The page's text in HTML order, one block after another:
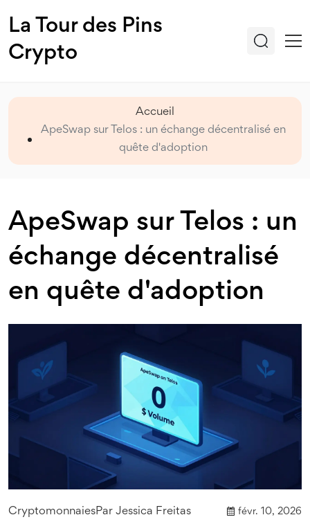
La Tour des Pins
Crypto
Accueil
ApeSwap sur Telos : un échange décentralisé en
quête d'adoption
ApeSwap sur Telos : un
échange décentralisé
en quête d'adoption
CryptomonnaiesPar Jessica Freitas févr. 10, 2026